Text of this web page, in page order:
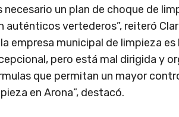
necesario un plan de choque de
auténticos vertederos”, reiteró
empresa municipal de limpieza
pero está mal dirigida y
que permitan un mayor
en Arona”, destacó.